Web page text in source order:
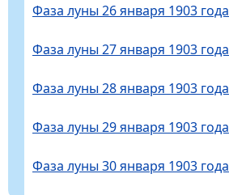
Фаза луны 26 января 1903 года
Фаза луны 27 января 1903 года
Фаза луны 28 января 1903 года
Фаза луны 29 января 1903 года
Фаза луны 30 января 1903 года